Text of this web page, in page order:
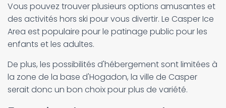
Vous pouvez trouver plusieurs options amusantes et
des activités hors ski pour vous divertir. Le Casper Ice
Area est populaire pour le patinage public pour les
enfants et les adultes.
De plus, les possibilités d'hébergement sont limitées à
la zone de la base d'Hogadon, la ville de Casper
serait donc un bon choix pour plus de variété.